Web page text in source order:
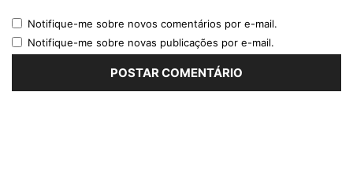
Notifique-me sobre novos comentários por e-mail.
Notifique-me sobre novas publicações por e-mail.